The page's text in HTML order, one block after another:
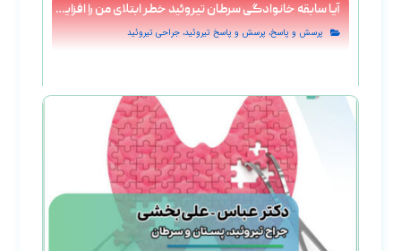
آیا سابقه خانوادگی سرطان تیروئید خطر ابتلای من را افزایش می‌ دهد؟
پرسش و پاسخ, پرسش و پاسخ تيروئيد,جراحی تیروئید